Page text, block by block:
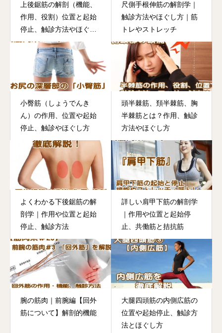
上後鋸筋の解剖（機能、
作用、役割）位置と起始
停止、触診方法やほぐし
方
尺側手根伸筋の解剖学｜
触診方法やほぐし方｜筋
トレやストレッチ
小臀筋（しょうでんき
ん）の作用、位置や起始
停止、触診やほぐし方
頭半棘筋、頚半棘筋、胸
半棘筋とは？作用、触診
方法やほぐし方
よくわかる下後鋸筋の解
剖学｜作用や位置と起始
停止、触診方法
詳しい肩甲下筋の解剖学
｜作用や位置と起始停
止、共働筋と拮抗筋
腕の筋肉｜前腕編【回外
筋について】解剖的機能
大腿四頭筋の内側広筋の
位置や起始停止、触診方
法とほぐし方

クーポン